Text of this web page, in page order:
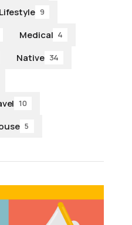
Lifestyle 9
Medical 4
Native 34
10
5